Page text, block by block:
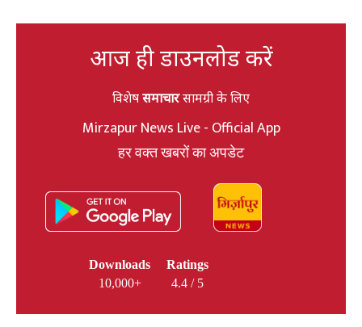
आज ही डाउनलोड करें
विशेषसमाचारसामग्री के लिए
Mirzapur News Live - Official App
हर वक्त खबरों का अपडेट
Downloads
10,000+
Ratings
4.4 / 5